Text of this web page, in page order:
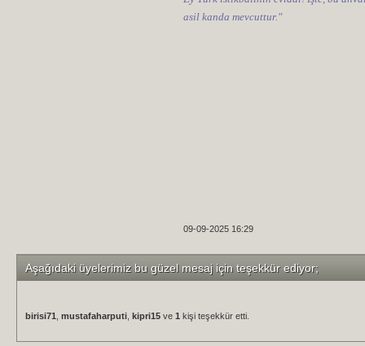
asil kanda mevcuttur."
09-09-2025 16:29
Aşağıdaki üyelerimiz bu güzel mesaj için teşekkür ediyor;
birisi71 mustafaharputi kipri15 ve 1 kişi teşekkür etti.